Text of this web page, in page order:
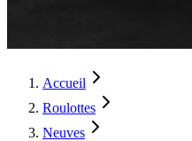
Accueil
Roulottes
Neuves